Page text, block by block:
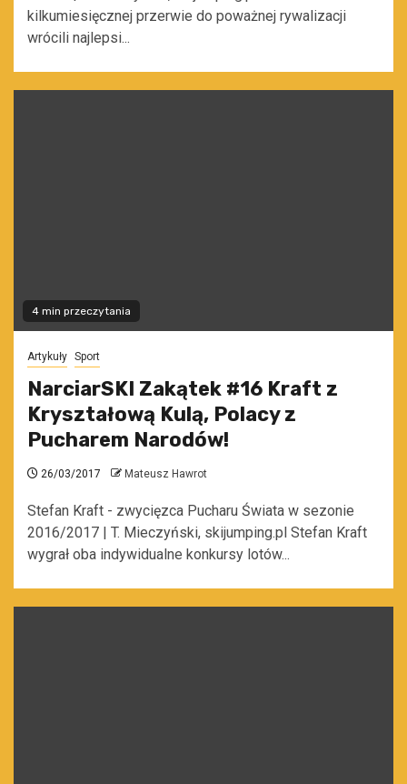
kilkumiesięcznej przerwie do poważnej rywalizacji
wrócili najlepsi...
4 min przeczytania
Artykuły Sport
NarciarSKI Zakątek #16 Kraft z
Kryształową Kulą, Polacy z
Pucharem Narodów!
26/03/2017 Mateusz Hawrot
Stefan Kraft - zwycięzca Pucharu Świata w sezonie
2016/2017 | T. Mieczyński, skijumping.pl Stefan Kraft
wygrał oba indywidualne konkursy lotów...